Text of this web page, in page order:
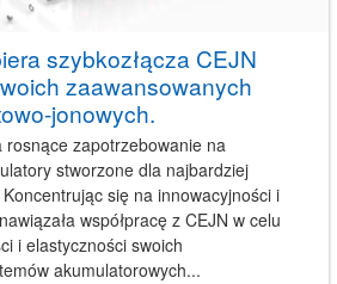
szybkozłącza CEJN
zaawansowanych
jonowych.
rosnące zapotrzebowanie na
stworzone dla najbardziej
się na innowacyjności i
współpracę z CEJN w celu
i elastyczności swoich
akumulatorowych...